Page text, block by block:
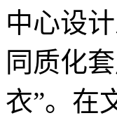
中心设
同质化
衣”。在